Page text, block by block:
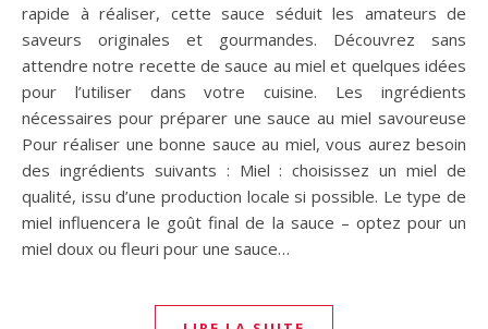
rapide à réaliser, cette sauce séduit les amateurs de
saveurs originales et gourmandes. Découvrez sans
attendre notre recette de sauce au miel et quelques idées
pour l’utiliser dans votre cuisine. Les ingrédients
nécessaires pour préparer une sauce au miel savoureuse
Pour réaliser une bonne sauce au miel, vous aurez besoin
des ingrédients suivants : Miel : choisissez un miel de
qualité, issu d’une production locale si possible. Le type de
miel influencera le goût final de la sauce – optez pour un
miel doux ou fleuri pour une sauce…